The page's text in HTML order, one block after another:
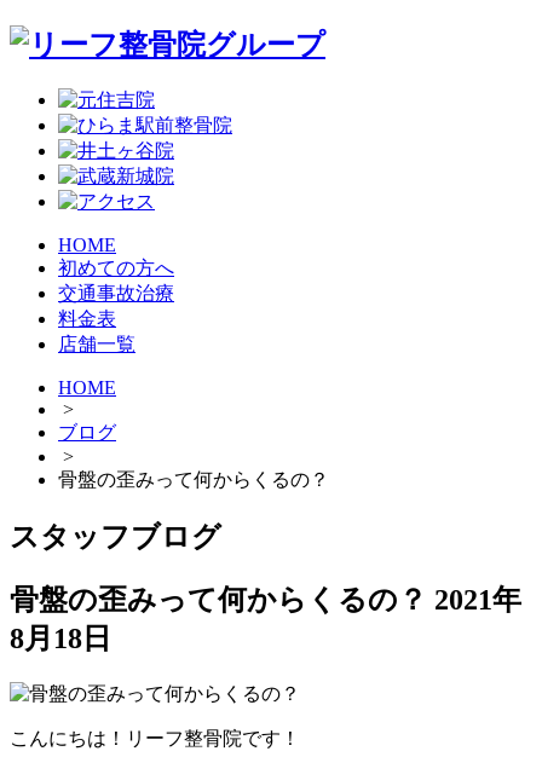
HOME
初めての方へ
交通事故治療
料金表
店舗一覧
HOME
>
ブログ
>
骨盤の歪みって何からくるの？
スタッフブログ
骨盤の歪みって何からくるの？ 2021年
8月18日
こんにちは！リーフ整骨院です！